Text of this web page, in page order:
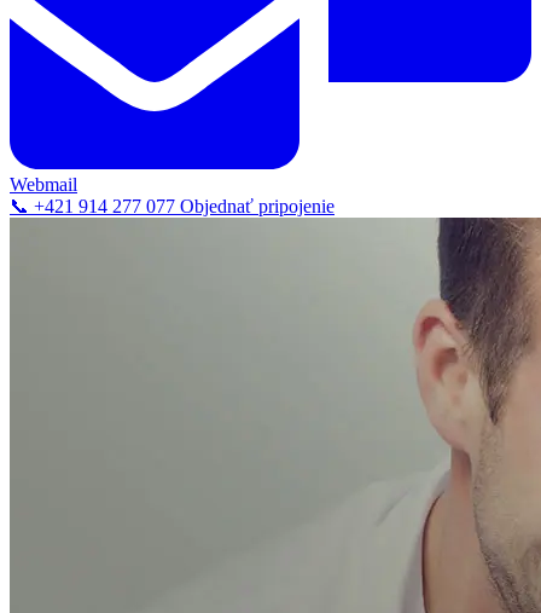
Webmail
📞 +421 914 277 077 Objednať pripojenie